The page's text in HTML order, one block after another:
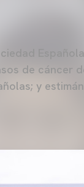
de cáncer
y